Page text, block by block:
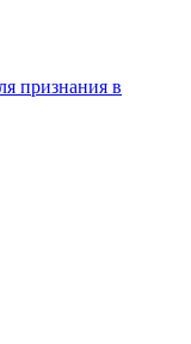
признания в